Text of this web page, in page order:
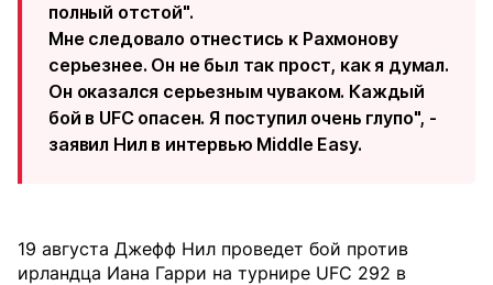
полный отстой".
Мне следовало отнестись к Рахмонову
серьезнее. Он не был так прост, как я думал.
Он оказался серьезным чуваком. Каждый
бой в UFC опасен. Я поступил очень глупо", -
заявил Нил в интервью Middle Easy.
19 августа Джефф Нил проведет бой против
ирландца Иана Гарри на турнире UFC 292 в